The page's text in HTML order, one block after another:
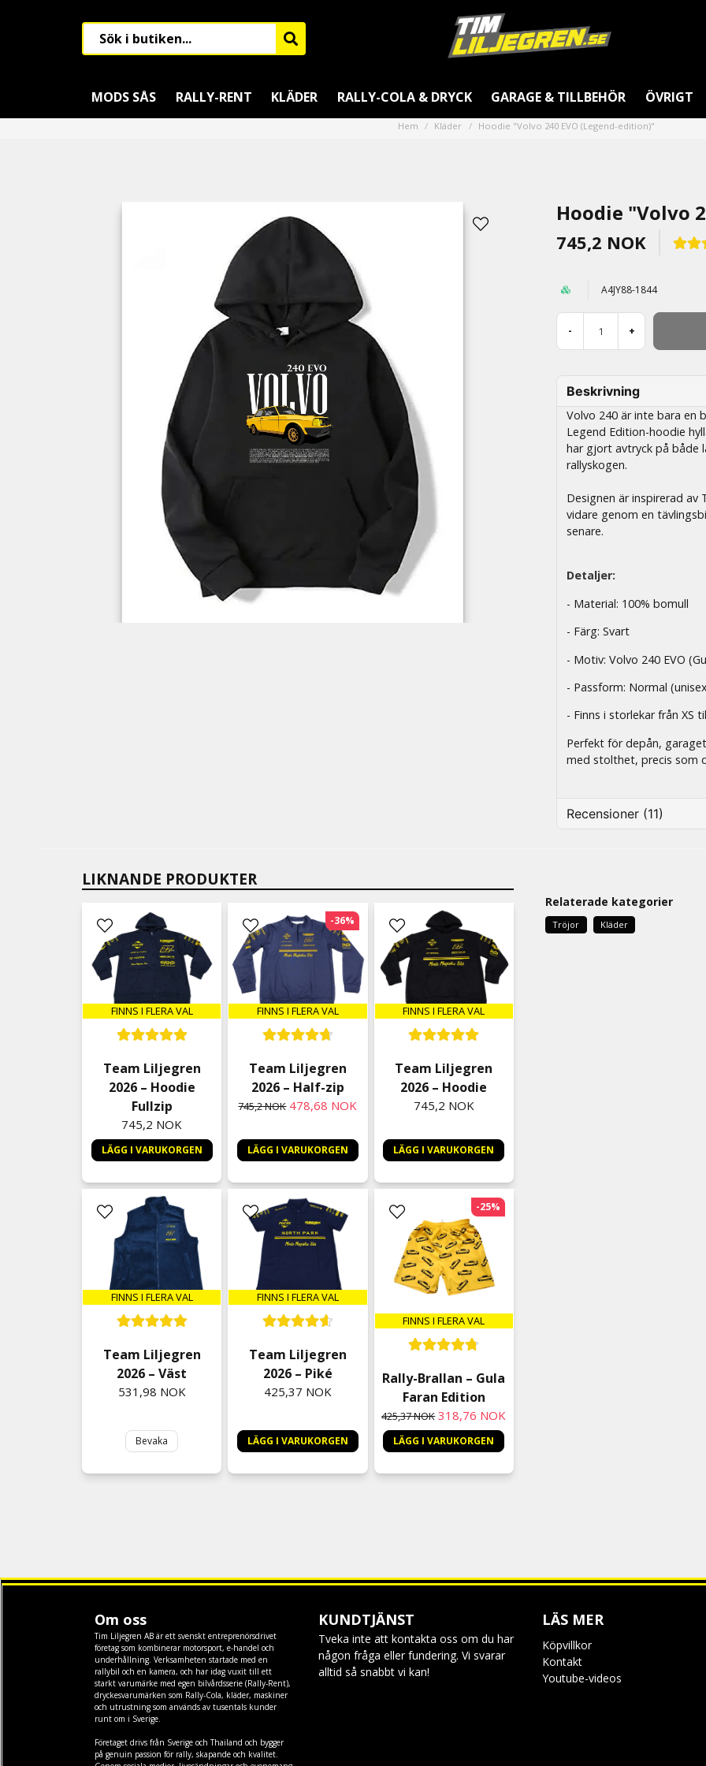
MODS SÅS RALLY-RENT KLÄDER RALLY-COLA & DRYCK GARAGE & TILLBEHÖR ÖVRIGT
Hem Kläder Hoodie "Volvo 240 EVO (Legend-edition)"
Hoodie "Volvo
745,2 NOK
A4JY88-1844
- +
Beskrivning
Volvo 240 är inte bara en
Legend Edition-hoodie
har gjort avtryck på både
rallyskogen.
Designen är inspirerad av
vidare genom en
senare.
Detaljer:
- Material: 100% bomull
- Färg: Svart
- Motiv: Volvo 240 EVO
- Passform: Normal
- Finns i storlekar från XS
Perfekt för depån,
med stolthet, precis som
Recensioner (11)
Fredrik
3 dager siden
LIKNANDE PRODUKTER
FINNS I FLERA VAL
Team Liljegren
2026 – Hoodie
Fullzip
745,2 NOK
LÄGG I VARUKORGEN
FINNS I FLERA VAL
Team Liljegren
2026 – Half-zip
745,2 NOK 478,68 NOK
LÄGG I VARUKORGEN
-36%
FINNS I FLERA VAL
Team Liljegren
2026 – Hoodie
745,2 NOK
LÄGG I VARUKORGEN
FINNS I FLERA VAL
Team Liljegren
2026 – Väst
531,98 NOK
Bevaka
FINNS I FLERA VAL
Team Liljegren
2026 – Piké
425,37 NOK
LÄGG I VARUKORGEN
FINNS I FLERA VAL
Rally-Brallan – Gula
Faran Edition
425,37 NOK 318,76 NOK
LÄGG I VARUKORGEN
-25%
Relaterade kategorier
Tröjor Kläder
Om oss
Tim Liljegren AB är ett svenskt entreprenörsdrivet
företag som kombinerar motorsport, e-handel och
underhållning. Verksamheten startade med en
rallybil och en kamera, och har idag vuxit till ett
starkt varumärke med egen bilvårdsserie (Rally-Rent),
dryckesvarumärken som Rally-Cola, kläder, maskiner
och utrustning som används av tusentals kunder
runt om i Sverige.
Företaget drivs från Sverige och Thailand och bygger
på genuin passion för rally, skapande och kvalitet.
KUNDTJÄNST
Tveka inte att kontakta oss om du har
någon fråga eller fundering. Vi svarar
alltid så snabbt vi kan!
LÄS MER
Köpvillkor
Kontakt
Youtube-videos